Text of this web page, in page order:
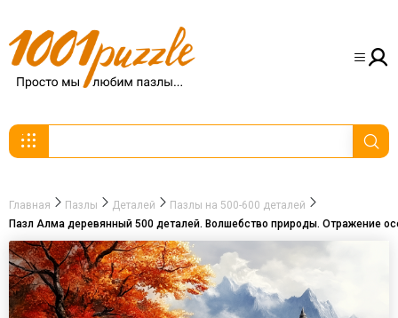
Главная Пазлы Деталей
Пазлы на 500-600 деталей
Пазл Алма деревянный 500 деталей. Волшебство природы. Отражение